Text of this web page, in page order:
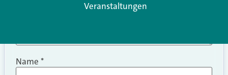
Name *
Veranstaltungen